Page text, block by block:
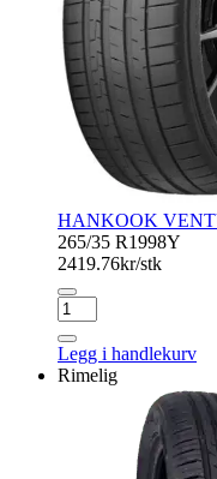
HANKOOK
265/35 R1998Y
2419.76kr/stk
HANKOOK
VENTUS
S1
EVO
Legg i handlekurv
Rimelig